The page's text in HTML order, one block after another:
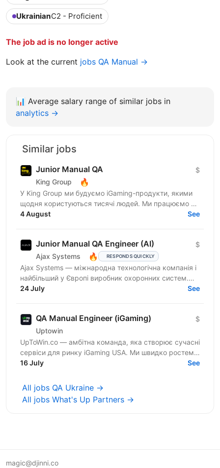
UkrainianC2 - Proficient
The job ad is no longer active
Look at the current jobs QA Manual →
📊 Average salary range of similar jobs in
analytics →
Similar jobs
Junior Manual QA
King Group 🔥
$
У King Group ми будуємо iGaming-продукти, якими
щодня користуються тисячі людей. Ми працюємо на
ринках України та Tier 1, розвиваємо 20+ брендів і...
4 August See
Junior Manual QA Engineer (AI)
Ajax Systems 🔥 RESPONDS QUICKLY
$
Ajax Systems — міжнародна технологічна компанія і
найбільший у Європі виробник охоронних систем.
Системи безпеки мають підвищені вимоги до
24 July See
QA Manual Engineer (iGaming)
Uptowin
$
UpToWin.co — амбітна команда, яка створює сучасні
сервіси для ринку iGaming USA. Ми швидко ростемо
і шукаємо людей, які хочуть розвиватися разом з
16 July See
All jobs QA Ukraine →
All jobs What's Up Partners →
magic@djinni.co